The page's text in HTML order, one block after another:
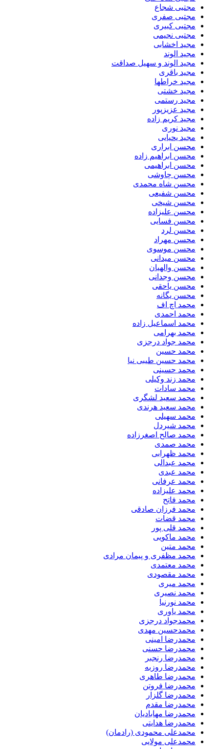
مجتبی شجاع
مجتبی صفری
مجتبی کبیری
مجتبی نجیمی
مجید اخشابی
مجید الوند‎
مجید الوند و سهیل صداقت
مجید باقری
مجید خراطها
مجید خشتی
مجید رستمی
مجید عزیزپور
مجید کریم زاده
مجید نوری
مجید یحیایی
محسن ابراری
محسن ابراهیم زاده
محسن ابراهیمی
محسن چاوشی
محسن شاه محمدی
محسن شفیعی
محسن شیخی
محسن علیزاده
محسن فسایی
محسن لرد
محسن مهراد
محسن موسوی
محسن میدانی
محسن والهیان
محسن وجدانی
محسن یاحقی
محسن یگانه
محمد اچ اف
محمد احمدی
محمد اسماعیل زاده
محمد بهرامی
محمد جواد درجزی
محمد حسین
محمد حسین طیبی نیا
محمد حسینی
محمد زند وکیلی
محمد سادات
محمد سعید لشگری
محمد سعید هرندی
محمد سهیلی
​محمد شیردل
محمد صالح اصغرزاده
محمد صمدی
محمد ظهرابی
محمد عبدالی
محمد عبدی
محمد عرفانی
محمد علیزاده
محمد فاتح
محمد فرزان صادقی
محمد قضات
محمد قلی پور
محمد ماکویی
محمد متین
محمد مظفری و پیمان مرادی
محمد معتمدی
محمد مقصودی
محمد میری
محمد نصیری
محمد نورنیا
محمد یاوری
محمدجواد درجزی
محمدحسین مهدی
محمدرضا امینی
محمدرضا حسنی
محمدرضا رنجبر
محمدرضا روزبه
محمدرضا طاهری
محمدرضا فروتن
محمدرضا گلزار
محمدرضا مقدم
محمدرضا مهابادیان
محمدرضا هدایتی
محمدعلی محمودی (رادمان)
محمدعلی مولایی